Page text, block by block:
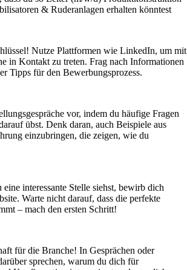
& Ruderanlagen erhalten könntest
Nutze Plattformen wie LinkedIn, um mit
in Kontakt zu treten. Frag nach Informationen
Tipps für den Bewerbungsprozess.
vor, indem du häufige Fragen
übst. Denk daran, auch Beispiele aus
einzubringen, die zeigen, wie du
interessante Stelle siehst, bewirb dich
Warte nicht darauf, dass die perfekte
– mach den ersten Schritt!
für die Branche! In Gesprächen oder
sprechen, warum du dich für